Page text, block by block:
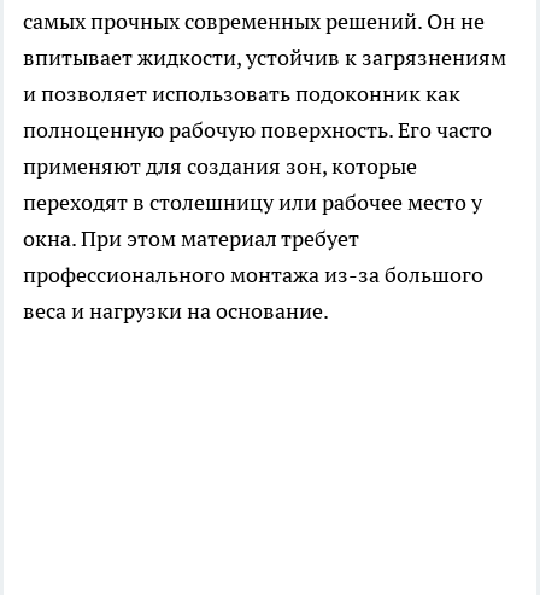
самых прочных современных решений. Он не
впитывает жидкости, устойчив к загрязнениям
и позволяет использовать подоконник как
полноценную рабочую поверхность. Его часто
применяют для создания зон, которые
переходят в столешницу или рабочее место у
окна. При этом материал требует
профессионального монтажа из-за большого
веса и нагрузки на основание.